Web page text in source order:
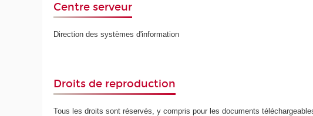
Centre serveur
Direction des systèmes d'information
Droits de reproduction
Tous les droits sont réservés, y compris pour les documents